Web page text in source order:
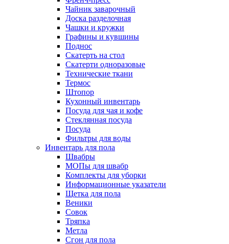
Чайник заварочный
Доска разделочная
Чашки и кружки
Графины и кувшины
Поднос
Скатерть на стол
Скатерти одноразовые
Технические ткани
Термос
Штопор
Кухонный инвентарь
Посуда для чая и кофе
Стеклянная посуда
Посуда
Фильтры для воды
Инвентарь для пола
Швабры
МОПы для швабр
Комплекты для уборки
Информационные указатели
Щетка для пола
Веники
Совок
Тряпка
Метла
Сгон для пола